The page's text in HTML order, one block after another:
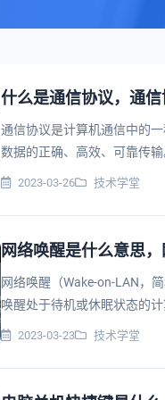
什么是通信协议，通
通信协议是计算机通信中的
数据的正确、高效、可靠传
够相互理解和有效地进行通信
2023-03-26 技术学堂
网络唤醒是什么意思
网络唤醒（Wake-on-LAN，
唤醒处于待机或休眠状态的
机，无需亲自到现场操作，从
2023-03-23 技术学堂